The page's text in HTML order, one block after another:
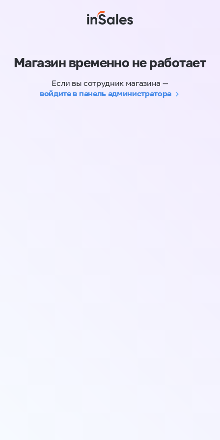
Магазин временно не работает
Если вы сотрудник магазина —
войдите в панель администратора